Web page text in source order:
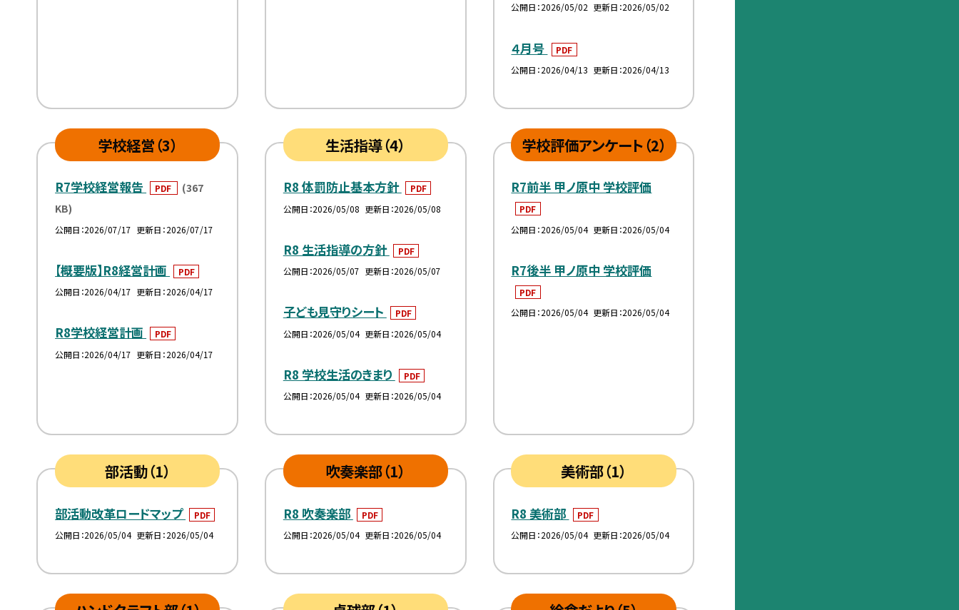
公開日 2026/05/02 更新日 2026/05/02
４月号
PDF
公開日 2026/04/13 更新日 2026/04/13
学校経営（3）
R7学校経営報告 PDF
(367
KB)
公開日 2026/07/17 更新日 2026/07/17
【概要版】R8経営計画
PDF
公開日 2026/04/17 更新日 2026/04/17
R8学校経営計画
PDF
公開日 2026/04/17 更新日 2026/04/17
生活指導（4）
R8 体罰防止基本方針
PDF
公開日 2026/05/08 更新日 2026/05/08
R8 生活指導の方針
PDF
公開日 2026/05/07 更新日 2026/05/07
子ども見守りシート
PDF
公開日 2026/05/04 更新日 2026/05/04
R8 学校生活のきまり
PDF
公開日 2026/05/04 更新日 2026/05/04
学校評価アンケート（2）
R7前半 甲ノ原中 学校評価
PDF
公開日 2026/05/04 更新日 2026/05/04
R7後半 甲ノ原中 学校評価
PDF
公開日 2026/05/04 更新日 2026/05/04
部活動（1）
部活動改革ロードマップ
PDF
公開日 2026/05/04 更新日 2026/05/04
吹奏楽部（1）
R8 吹奏楽部
PDF
公開日 2026/05/04 更新日 2026/05/04
美術部（1）
R8 美術部
PDF
公開日 2026/05/04 更新日 2026/05/04